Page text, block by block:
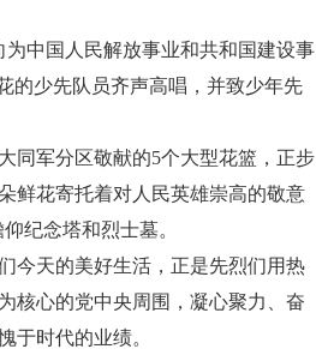
中国人民解放事业和共和国建设事
的少先队员齐声高唱，并致少年先
同军分区敬献的5个大型花篮，正步
鲜花寄托着对人民英雄崇高的敬意
纪念塔和烈士墓。
今天的美好生活，正是先烈们用热
核心的党中央周围，凝心聚力、奋
于时代的业绩。